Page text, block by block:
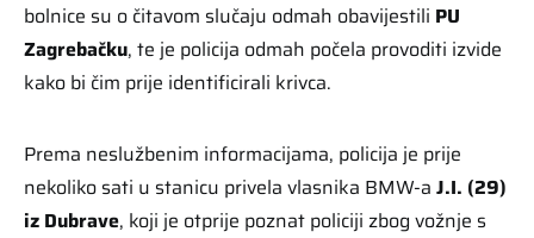
bolnice su o čitavom slučaju odmah obavijestili PU
Zagrebačku, te je policija odmah počela provoditi izvide
kako bi čim prije identificirali krivca.
Prema neslužbenim informacijama, policija je prije
nekoliko sati u stanicu privela vlasnika BMW-a J.I. (29)
iz Dubrave, koji je otprije poznat policiji zbog vožnje s